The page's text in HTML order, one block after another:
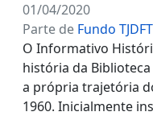
01/04/2020
Parte de Fundo TJDFT
O Informativo
história da Biblioteca
a própria trajetória
1960. Inicialmente